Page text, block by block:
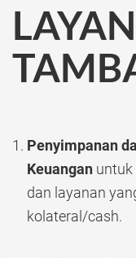
Penyimpanan
Keuanganuntuk
dan layanan
kolateral/cash.